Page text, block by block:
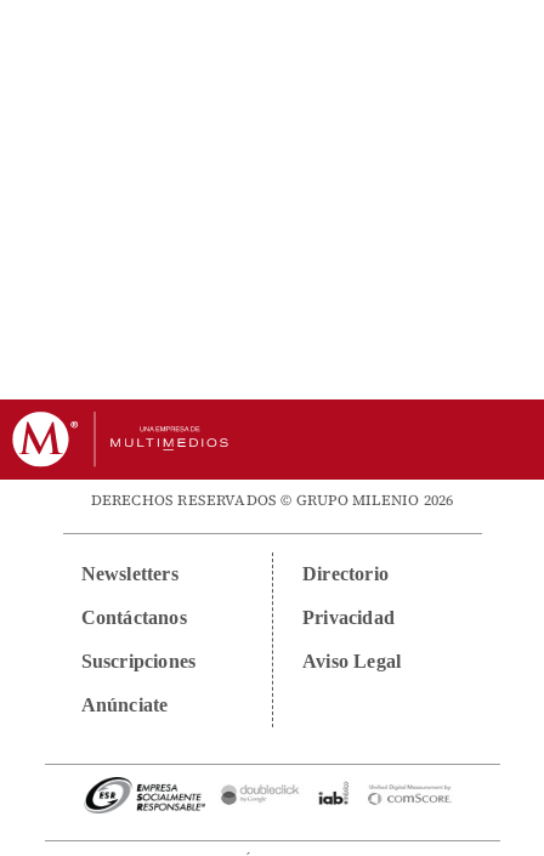
DERECHOS RESERVADOS © GRUPO MILENIO 2026
Newsletters
Contáctanos
Suscripciones
Anúnciate
Directorio
Privacidad
Aviso Legal